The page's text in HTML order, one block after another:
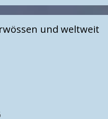
und weltweit